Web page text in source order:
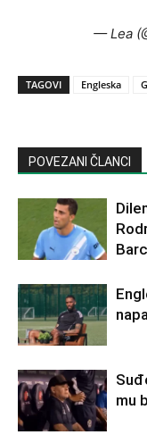
— Lea
TAGOVI Engleska
POVEZANI ČLANCI
mu